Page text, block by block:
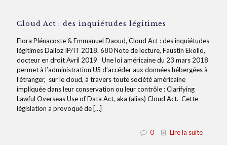
Cloud Act : des inquiétudes légitimes
Flora Plénacoste & Emmanuel Daoud, Cloud Act : des inquiétudes
légitimes Dalloz IP/IT 2018. 680 Note de lecture, Faustin Ekollo,
docteur en droit Avril 2019 Une loi américaine du 23 mars 2018
permet à l’administration US d’accéder aux données hébergées à
l’étranger, sur le cloud, à travers toute société américaine
impliquée dans leur conservation ou leur contrôle : Clarifying
Lawful Overseas Use of Data Act, aka (alias) Cloud Act. Cette
législation a provoqué de […]
0 Lire la suite